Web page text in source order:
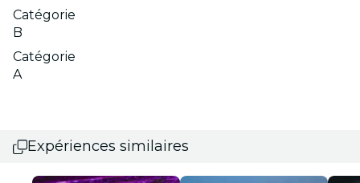
Catégorie
B
Catégorie
A
Expériences similaires